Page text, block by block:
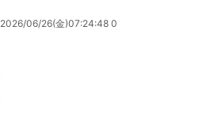
2026/06/26(金)07:24:48 0